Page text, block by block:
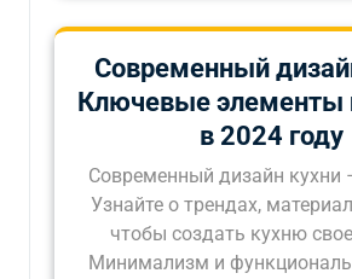
Современный
Ключевые элементы
в 2024 году
Современный дизайн кухни
Узнайте о трендах,
чтобы создать кухню
Минимализм и